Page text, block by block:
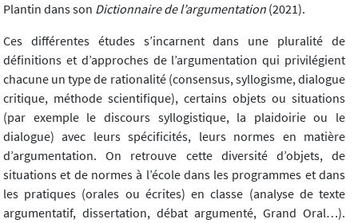
Plantin dans son Dictionnaire de l’argumentation (2021).
Ces différentes études s’incarnent dans une pluralité de
définitions et d’approches de l’argumentation qui privilégient
chacune un type de rationalité (consensus, syllogisme, dialogue
critique, méthode scientifique), certains objets ou situations
(par exemple le discours syllogistique, la plaidoirie ou le
dialogue) avec leurs spécificités, leurs normes en matière
d’argumentation. On retrouve cette diversité d’objets, de
situations et de normes à l’école dans les programmes et dans
les pratiques (orales ou écrites) en classe (analyse de texte
argumentatif, dissertation, débat argumenté, Grand Oral…).